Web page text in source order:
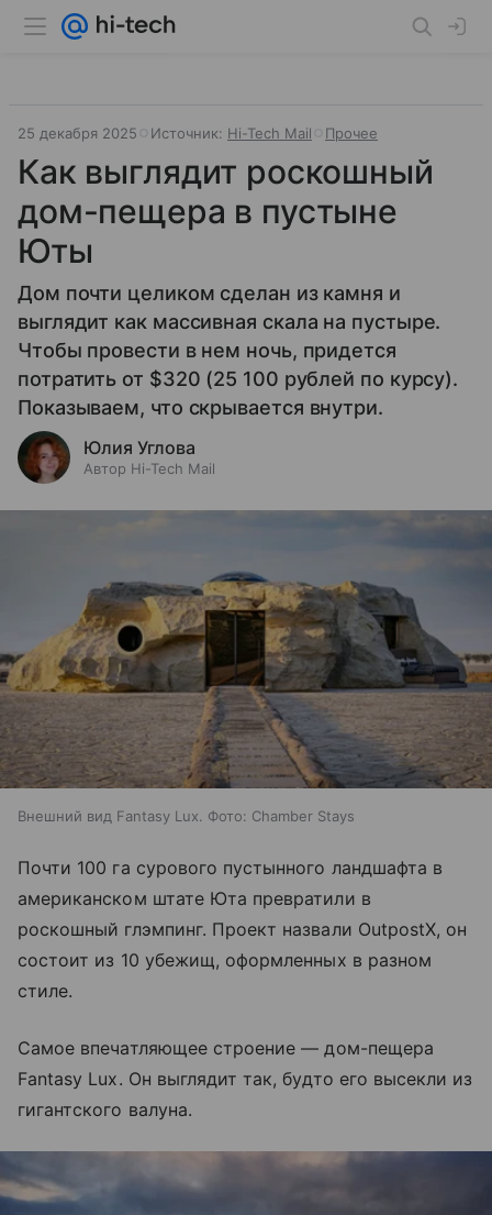
25 декабря 2025 Источник: Hi-Tech Mail Прочее
Как выглядит роскошный
дом-пещера в пустыне
Юты
Дом почти целиком сделан из камня и
выглядит как массивная скала на пустыре.
Чтобы провести в нем ночь, придется
потратить от $320 (25 100 рублей по курсу).
Показываем, что скрывается внутри.
Юлия Углова
Автор Hi-Tech Mail
Внешний вид Fantasy Lux. Фото: Chamber Stays
Почти 100 га сурового пустынного ландшафта в
американском штате Юта превратили в
роскошный глэмпинг. Проект назвали OutpostX, он
состоит из 10 убежищ, оформленных в разном
стиле.
Самое впечатляющее строение— дом-пещера
Fantasy Lux. Он выглядит так, будто его высекли из
гигантского валуна.